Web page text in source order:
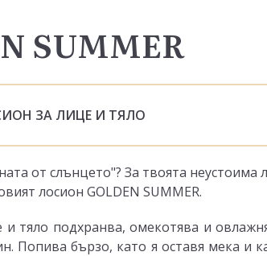
SUMMER
ЗА ЛИЦЕ И ТЯЛО
от слънцето"? За твоята неустоима
лосион GOLDEN SUMMER.
тяло подхранва, омекотява и
Попива бързо, като я оставя мека и